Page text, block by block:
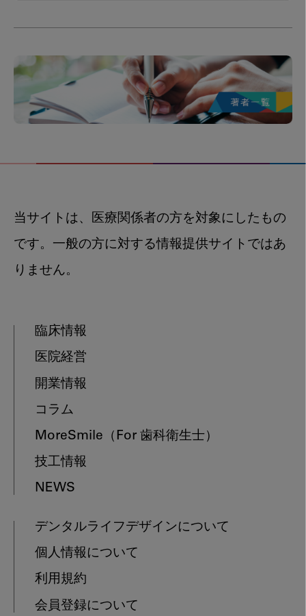
当サイトは、医療関係者の方を対象にしたもの
です。一般の方に対する情報提供サイトではあ
りません。
臨床情報
医院経営
開業情報
コラム
MoreSmile （For 歯科衛生士）
技工情報
NEWS
デンタルライフデザインについて
個人情報について
利用規約
会員登録について